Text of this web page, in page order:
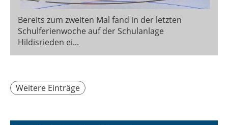
Bereits zum zweiten Mal fand in der letzten
Schulferienwoche auf der Schulanlage
Hildisrieden ei...
Weitere Einträge